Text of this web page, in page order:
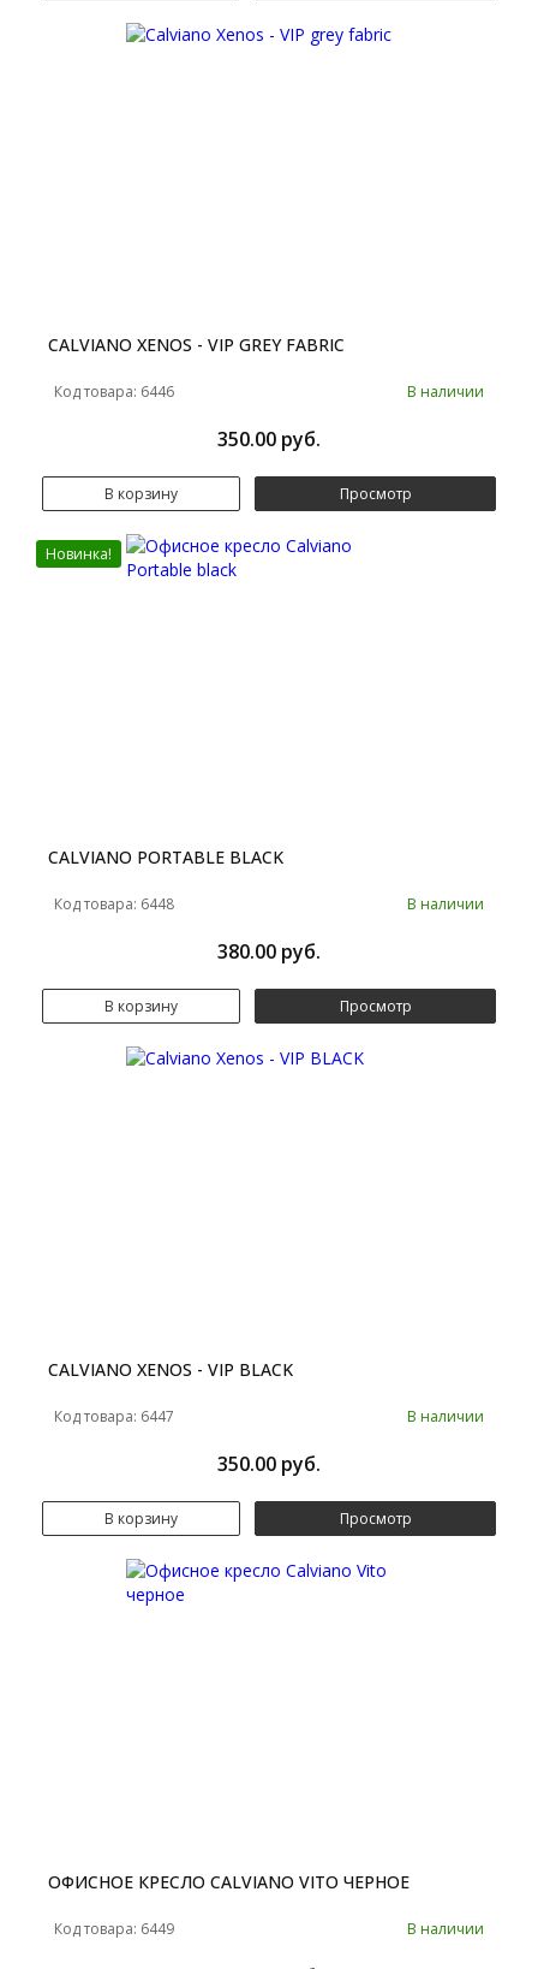
CALVIANO XENOS - VIP GREY FABRIC
Код товара: 6446 В наличии
350.00 руб.
В корзину Просмотр
Новинка!
CALVIANO PORTABLE BLACK
Код товара: 6448 В наличии
380.00 руб.
В корзину Просмотр
CALVIANO XENOS - VIP BLACK
Код товара: 6447 В наличии
350.00 руб.
В корзину Просмотр
ОФИСНОЕ КРЕСЛО CALVIANO VITO ЧЕРНОЕ
Код товара: 6449 В наличии